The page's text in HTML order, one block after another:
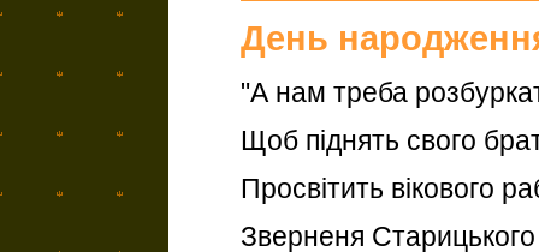
День
"А нам треба
Щоб піднять свого
Просвітить вікового
Зверненя